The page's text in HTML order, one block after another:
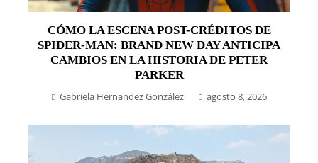
CÓMO LA ESCENA POST-CRÉDITOS DE
SPIDER-MAN: BRAND NEW DAY ANTICIPA
CAMBIOS EN LA HISTORIA DE PETER
PARKER
Gabriela Hernandez González agosto 8, 2026